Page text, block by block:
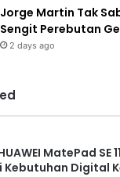
Jorge Martin Tak
Sengit Perebutan
2 days ago
MatePad SE
Kebutuhan Digital